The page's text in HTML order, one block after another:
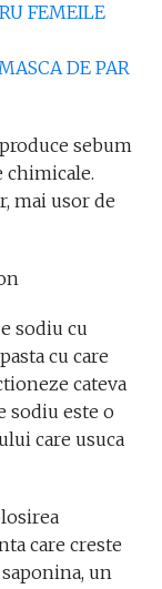
FEMEILE
DE PAR
sebum
chimicale.
mai usor de
sodiu cu
cu care
cateva
sodiu este o
care usuca
care creste
un